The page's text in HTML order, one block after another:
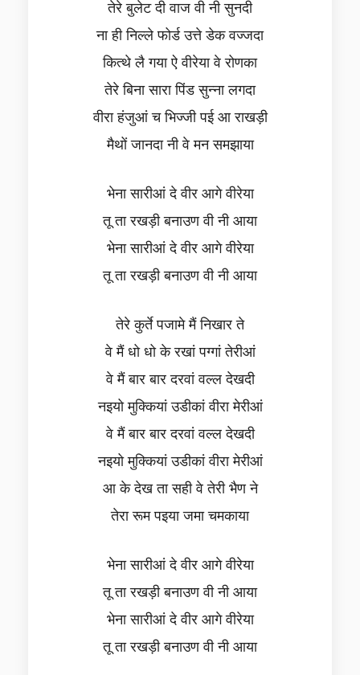
तेरे बुलेट दी वाज वी नी सुनदी
ना ही निल्ले फोर्ड उत्ते डेक वज्जदा
कित्थे लै गया ऐ वीरेया वे रोणका
तेरे बिना सारा पिंड सुन्ना लगदा
वीरा हंजुआं च भिज्जी पई आ राखड़ी
मैथों जानदा नी वे मन समझाया
भेना सारीआं दे वीर आगे वीरेया
तू ता रखड़ी बनाउण वी नी आया
भेना सारीआं दे वीर आगे वीरेया
तू ता रखड़ी बनाउण वी नी आया
तेरे कुर्ते पजामे मैं निखार ते
वे मैं धो धो के रखां पग्गां तेरीआं
वे मैं बार बार दरवां वल्ल देखदी
नइयो मुक्कियां उडीकां वीरा मेरीआं
वे मैं बार बार दरवां वल्ल देखदी
नइयो मुक्कियां उडीकां वीरा मेरीआं
आ के देख ता सही वे तेरी भैण ने
तेरा रूम पइया जमा चमकाया
भेना सारीआं दे वीर आगे वीरेया
तू ता रखड़ी बनाउण वी नी आया
भेना सारीआं दे वीर आगे वीरेया
तू ता रखड़ी बनाउण वी नी आया